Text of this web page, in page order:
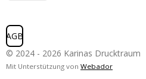
AGB
© 2024 - 2026 Karinas Drucktraum
Mit Unterstützung von Webador